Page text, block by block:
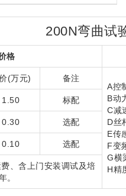
200N弯曲试
格
(万元)
备注
A控
B动
C减
D丝
E传
F变
G横
H精
1.50 标配
0.30 选配
0.10 选配
、含上门安装调试及培
。